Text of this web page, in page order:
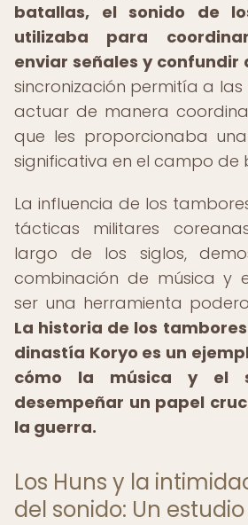
batallas, el sonido de
utilizaba para
enviar señales y confundir
sincronización permitía a
actuar de manera
que les proporcionaba
significativa en el campo de
La influencia de los
tácticas militares
largo de los siglos,
combinación de música y
ser una herramienta
La historia de los
dinastía Koryo es un
cómo la música y el
desempeñar un papel
la guerra.
Los Huns y la
del sonido: Un